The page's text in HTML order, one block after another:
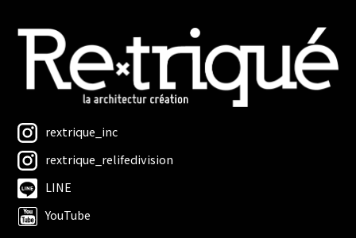
rextrique_inc
rextrique_relifedivision
LINE
YouTube